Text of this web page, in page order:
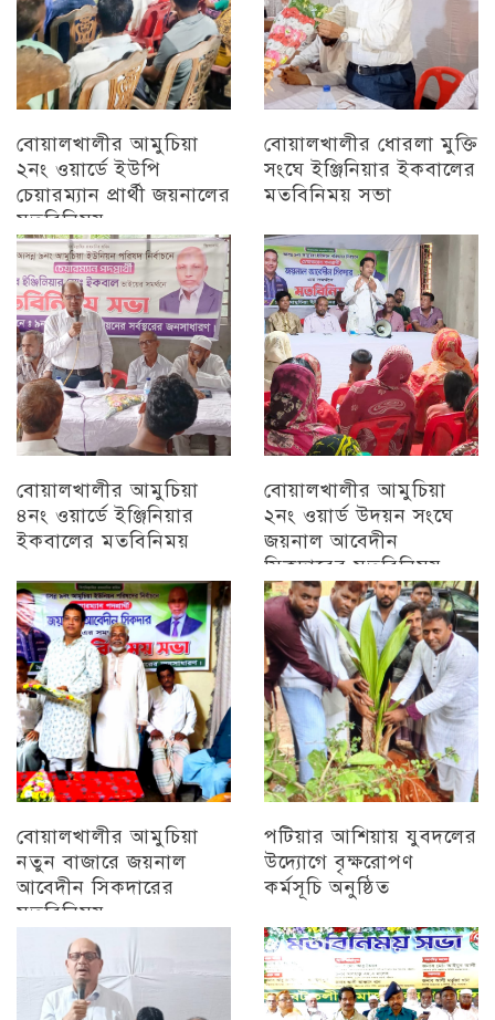
বোয়ালখালীর আমুচিয়া
২নং ওয়ার্ডে ইউপি
চেয়ারম্যান প্রার্থী জয়নালের
মতবিনিময়
চট্টগ্রাম
বোয়ালখালীর ধোরলা মুক্তি
সংঘে ইঞ্জিনিয়ার ইকবালের
মতবিনিময় সভা
বোয়ালখালীর আমুচিয়া
৪নং ওয়ার্ডে ইঞ্জিনিয়ার
ইকবালের মতবিনিময়
বোয়ালখালীর আমুচিয়া
২নং ওয়ার্ড উদয়ন সংঘে
জয়নাল আবেদীন
সিকদারের মতবিনিময়
অন্যান্য
বোয়ালখালীর আমুচিয়া
নতুন বাজারে জয়নাল
আবেদীন সিকদারের
মতবিনিময়
চট্টগ্রাম
পটিয়ার আশিয়ায় যুবদলের
উদ্যোগে বৃক্ষরোপণ
কর্মসূচি অনুষ্ঠিত